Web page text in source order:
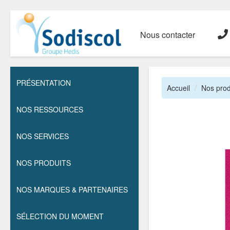
Nous contacter
PRÉSENTATION
NOS RESSOURCES
NOS SERVICES
NOS PRODUITS
NOS MARQUES & PARTENAIRES
SÉLECTION DU MOMENT
Accueil Nos